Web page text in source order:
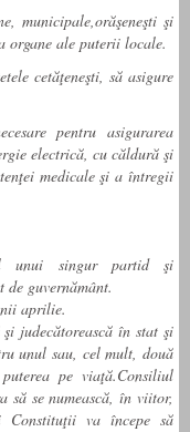
municipale,orăşeneşti şi
organe ale puterii locale.
cetăţeneşti, să asigure
pentru asigurarea
electrică, cu căldură şi
medicale şi a întregii
unui singur partid şi
guvernământ.
aprilie.
judecătorească în stat şi
unul sau, cel mult, două
pe viaţă.Consiliul
se numească, în viitor,
Constituţii va începe să